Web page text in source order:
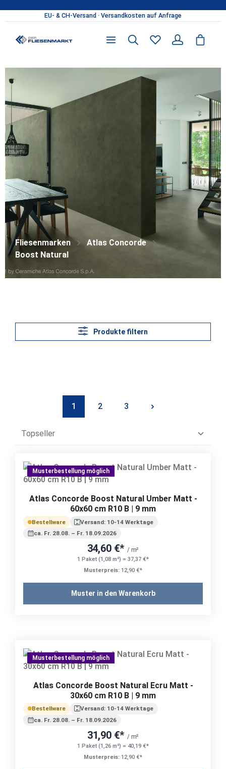
Zum Hauptinhalt springen
Du hast 0 Produkte
Fliesenmarken
Atlas Concorde
Boost Natural
Produkte filtern
Seite
1
Seite
2
Seite
3
Musterbestellung möglich
Atlas Concorde Boost Natural Umber Matt -
60x60 cm R10 B | 9 mm
Bestellware
Versand: 10-14 Werktage
ca. Fr. 28.08. – Fr. 18.09.2026
34,60 €* / m²
1 Paket (1,08 m²) = 37,37 €*
Musterpreis: 12,90 €*
Muster in den Warenkorb
Musterbestellung möglich
Atlas Concorde Boost Natural Ecru Matt -
30x60 cm R10 B | 9 mm
Bestellware
Versand: 10-14 Werktage
ca. Fr. 28.08. – Fr. 18.09.2026
31,90 €* / m²
1 Paket (1,26 m²) = 40,19 €*
Musterpreis: 12,90 €*